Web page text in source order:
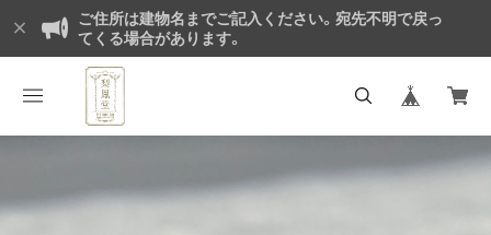
ご住所は建物名までご記入ください。宛先不明で戻っ
てくる場合があります。